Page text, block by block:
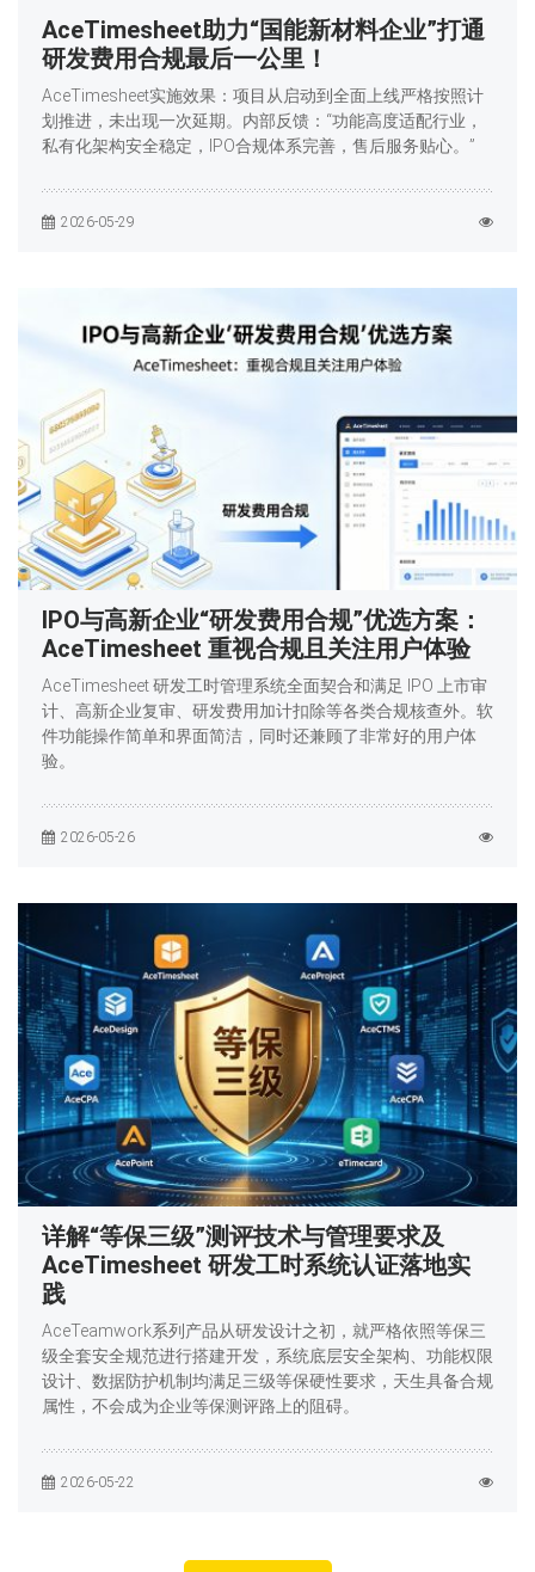
AceTimesheet助力“国能新材料企业”打通
研发费用合规最后一公里！
AceTimesheet实施效果：项目从启动到全面上线严格按照计
划推进，未出现一次延期。内部反馈：“功能高度适配行业，
私有化架构安全稳定，IPO合规体系完善，售后服务贴心。”
2026-05-29
IPO与高新企业“研发费用合规”优选方案：
AceTimesheet 重视合规且关注用户体验
AceTimesheet 研发工时管理系统全面契合和满足 IPO 上市审
计、高新企业复审、研发费用加计扣除等各类合规核查外。软
件功能操作简单和界面简洁，同时还兼顾了非常好的用户体
验。
2026-05-26
详解“等保三级”测评技术与管理要求及
AceTimesheet 研发工时系统认证落地实
践
AceTeamwork系列产品从研发设计之初，就严格依照等保三
级全套安全规范进行搭建开发，系统底层安全架构、功能权限
设计、数据防护机制均满足三级等保硬性要求，天生具备合规
属性，不会成为企业等保测评路上的阻碍。
2026-05-22